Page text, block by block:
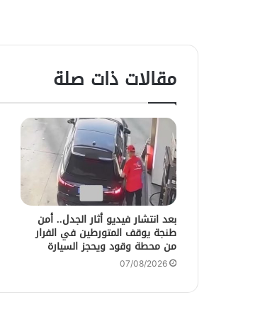
مقالات ذات صلة
بعد انتشار فيديو أثار الجدل.. أمن
طنجة يوقف المتورطين في الفرار
من محطة وقود ويحجز السيارة
07/08/2026